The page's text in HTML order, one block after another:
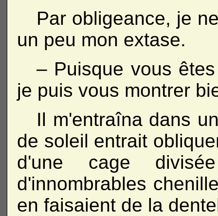
Par obligeance, je
un peu mon extase.
– Puisque vous
je puis vous montrer
Il m'entraîna dans
de soleil entrait
d'une cage
d'innombrables
en faisaient de la